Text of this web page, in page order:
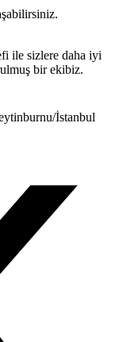
ile sizlere daha iyi
bir ekibiz.
İstanbul